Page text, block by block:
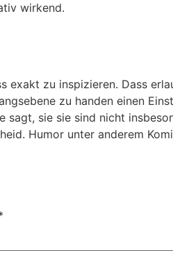
wirkend.
exakt zu inspizieren. Dass
zu handen einen
sagt, sie sie sind nicht
Humor unter anderem